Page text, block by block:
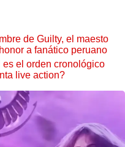
Guilty, el maesto
a fanático peruano
el orden cronológico
live action?